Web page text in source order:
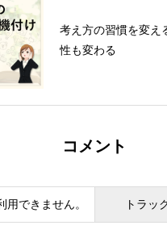
考え方の習慣を変え
性も変わる
コメント
用できません。 トラッ